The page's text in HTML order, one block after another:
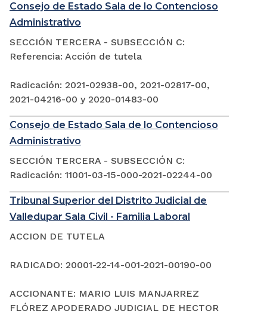
Consejo de Estado Sala de lo Contencioso
Administrativo
SECCIÓN TERCERA - SUBSECCIÓN C:
Referencia: Acción de tutela
Radicación: 2021-02938-00, 2021-02817-00,
2021-04216-00 y 2020-01483-00
Consejo de Estado Sala de lo Contencioso
Administrativo
SECCIÓN TERCERA - SUBSECCIÓN C:
Radicación: 11001-03-15-000-2021-02244-00
Tribunal Superior del Distrito Judicial de
Valledupar Sala Civil - Familia Laboral
ACCION DE TUTELA
RADICADO: 20001-22-14-001-2021-00190-00
ACCIONANTE: MARIO LUIS MANJARREZ
FLÓREZ APODERADO JUDICIAL DE HECTOR